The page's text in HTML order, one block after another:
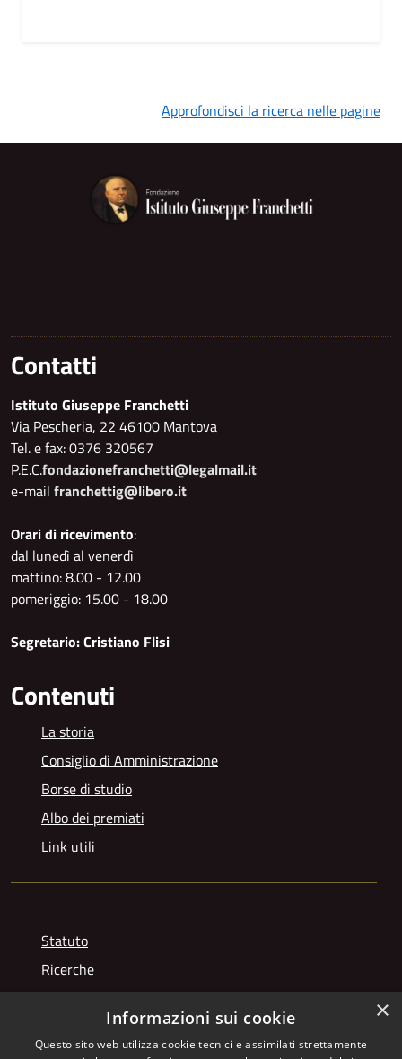
Approfondisci la ricerca nelle pagine
Contatti
Istituto Giuseppe Franchetti
Via Pescheria, 22 46100 Mantova
Tel. e fax: 0376 320567
P.E.C.fondazionefranchetti@legalmail.it
e-mail franchettig@libero.it
Orari di ricevimento:
dal lunedì al venerdì
mattino: 8.00 - 12.00
pomeriggio: 15.00 - 18.00
Segretario: Cristiano Flisi
Contenuti
La storia
Consiglio di Amministrazione
Borse di studio
Albo dei premiati
Link utili
Statuto
Ricerche
Videogallery
Photogallery
×
Informazioni sui cookie
Questo sito web utilizza cookie tecnici e assimilati strettamente